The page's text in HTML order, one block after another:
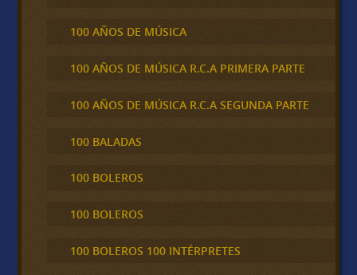
100 AÑOS DE MÚSICA
100 AÑOS DE MÚSICA R.C.A PRIMERA PARTE
100 AÑOS DE MÚSICA R.C.A SEGUNDA PARTE
100 BALADAS
100 BOLEROS
100 BOLEROS
100 BOLEROS 100 INTÉRPRETES